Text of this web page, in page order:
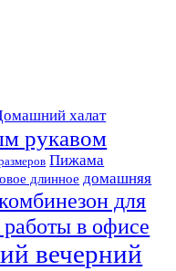
халат
рукавом
Пижама
длинное домашняя
для
в офисе
вечерний